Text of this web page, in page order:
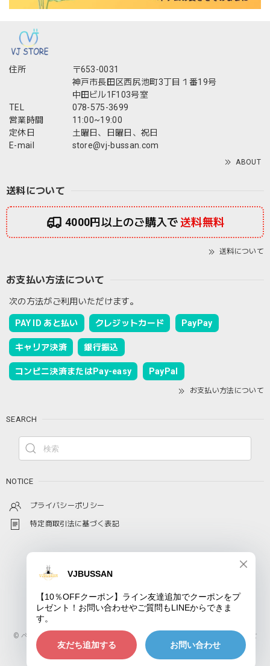
住所
〒653-0031
神戸市長田区西尻池町3丁目１番19号
中田ビル1F103号室
TEL
078-575-3699
営業時間
11:00~19:00
定休日
土曜日、日曜日、祝日
E-mail
store@vj-bussan.com
ABOUT
送料について
4000円以上のご購入で送料無料
送料について
お支払い方法について
次の方法がご利用いただけます。
PAY ID あと払い クレジットカード PayPay
キャリア決済 銀行振込
コンビニ決済またはPay-easy PayPal
お支払い方法について
SEARCH
NOTICE
プライバシーポリシー
特定商取引法に基づく表記
© ベトナムコーヒーの通販なら日本全国配送可能のVJ STOREにおまかせ
ショップに質問する